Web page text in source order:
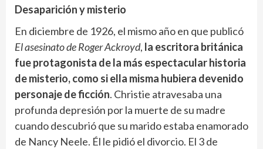
Desaparición y misterio
En diciembre de 1926, el mismo año en que publicó
El asesinato de Roger Ackroyd, la escritora británica
fue protagonista de la más espectacular historia
de misterio, como si ella misma hubiera devenido
personaje de ficción. Christie atravesaba una
profunda depresión por la muerte de su madre
cuando descubrió que su marido estaba enamorado
de Nancy Neele. Él le pidió el divorcio. El 3 de